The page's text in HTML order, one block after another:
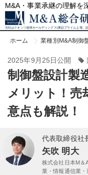
M&A・事業承継の理解を
当社はクオンツ総研ホールディングス(東証プライム上場、
ホーム 業種別M&A制御
2025年9月25日公開
制御盤設計製
メリット！売
意点も解説！
代表取締役社
矢吹 明大
株式会社日本M＆
業・情報通信業